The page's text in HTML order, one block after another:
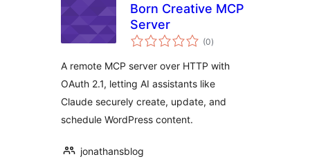
Born Creative MCP
Server
(0કુલ
રેટિંગ્સ
)
A remote MCP server over HTTP with
OAuth 2.1, letting AI assistants like
Claude securely create, update, and
schedule WordPress content.
jonathansblog